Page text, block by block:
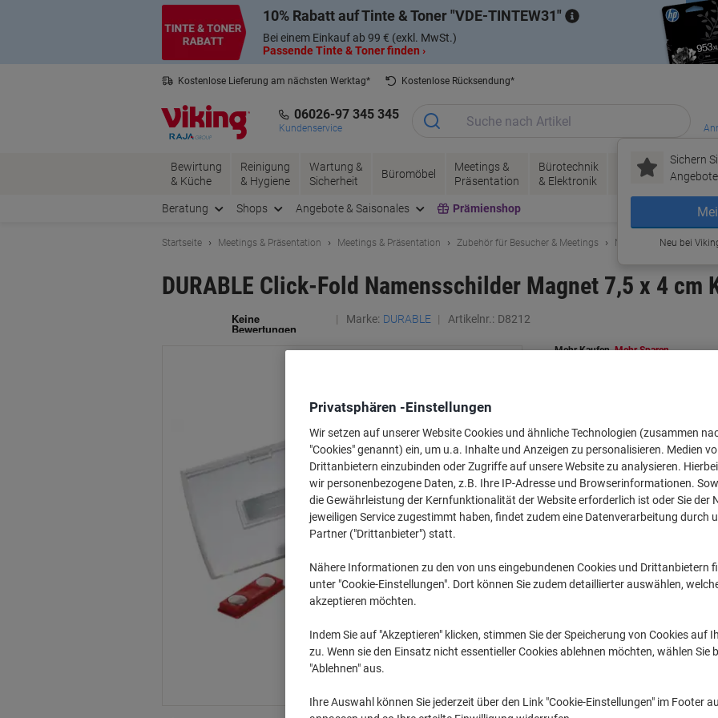
10% Rabatt auf Tinte & Toner VDE-TINTEW31
Bei einem Einkauf ab 99 € (exkl. MwSt.)
Passende Tinte & Toner finden ›
Kostenlose Lieferung am nächsten Werktag*
Kostenlose Rücksendung*
06026-97 345 345
Kundenservice
Sichern
Neu bei
Bewirtung
& Küche
Reinigung
& Hygiene
Wartung &
Sicherheit
Büromöbel
Meetings &
Präsentation
Bürotechnik
& Elektronik
Tinte &
Toner
Papier,
& Pakete
Beratung Shops Angebote & Saisonales Prämienshop
Startseite Meetings & Präsentation Meetings & Präsentation Zubehör für Besucher & Meetings Namensschilder
DURABLE Click-Fold Namensschilder Magnet 7,5 x 4
Marke: DURABLE Artikelnr.: D8212
Mehr Kaufen,Mehr Sparen
Menge exkl. USt
1Pack 42,79 €
2+ 41,79 € -2%
Vor 17:00 Uhr
Menge
Lieferinformationen
Sicherer magnetischer
Privatsphären -Einstellungen
Wir setzen auf unserer Website Cookies und ähnliche Technologien (zusammen
"Cookies" genannt) ein, um u.a. Inhalte und Anzeigen zu personalisieren. Medien
Drittanbietern einzubinden oder Zugriffe auf unsere Website zu analysieren.
wir personenbezogene Daten, z.B. Ihre IP-Adresse und Browserinformationen.
die Gewährleistung der Kernfunktionalität der Website erforderlich ist oder Sie der
jeweiligen Service zugestimmt haben, findet zudem eine Datenverarbeitung durch
Partner ("Drittanbieter") statt.
Nähere Informationen zu den von uns eingebundenen Cookies und Drittanbietern
unter "Cookie-Einstellungen". Dort können Sie zudem detaillierter auswählen,
akzeptieren möchten.
Indem Sie auf "Akzeptieren" klicken, stimmen Sie der Speicherung von Cookies auf
zu. Wenn sie den Einsatz nicht essentieller Cookies ablehnen möchten, wählen Sie
"Ablehnen" aus.
Ihre Auswahl können Sie jederzeit über den Link "Cookie-Einstellungen" im Footer